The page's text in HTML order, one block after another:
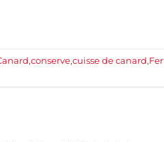
,conserve,cuisse de canard,